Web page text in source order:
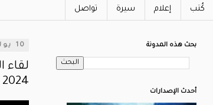
كُتب إعلام سيرة تواصل
10 يوليو 2024
لقاء
2024
بحث هذه المدونة
أحدث الإصدارات